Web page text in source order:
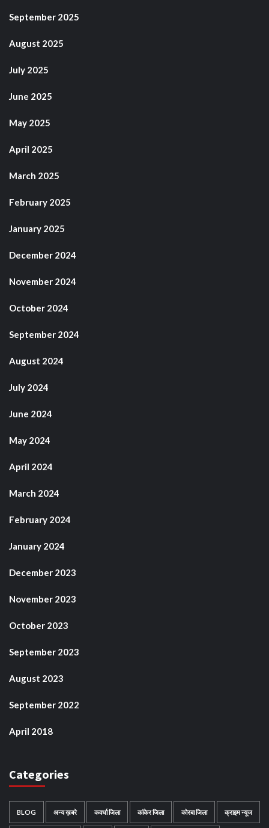
September 2025
August 2025
July 2025
June 2025
May 2025
April 2025
March 2025
February 2025
January 2025
December 2024
November 2024
October 2024
September 2024
August 2024
July 2024
June 2024
May 2024
April 2024
March 2024
February 2024
January 2024
December 2023
November 2023
October 2023
September 2023
August 2023
September 2022
April 2018
Categories
BLOG अन्य ख़बरे कवर्धा जिला कांकेर जिला कोरबा जिला क्राइम न्यूज